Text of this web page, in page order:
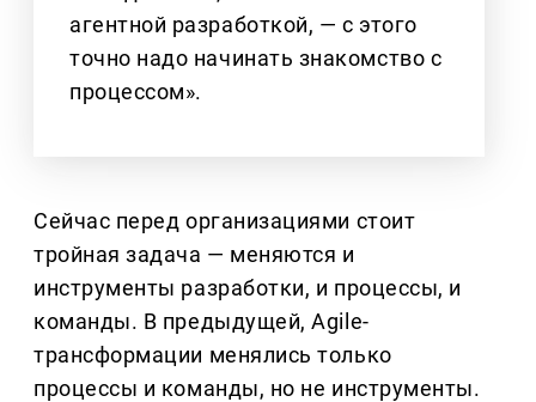
агентной разработкой, — с этого
точно надо начинать знакомство с
процессом».
Сейчас перед организациями стоит
тройная задача — меняются и
инструменты разработки, и процессы, и
команды. В предыдущей, Agile-
трансформации менялись только
процессы и команды, но не инструменты.